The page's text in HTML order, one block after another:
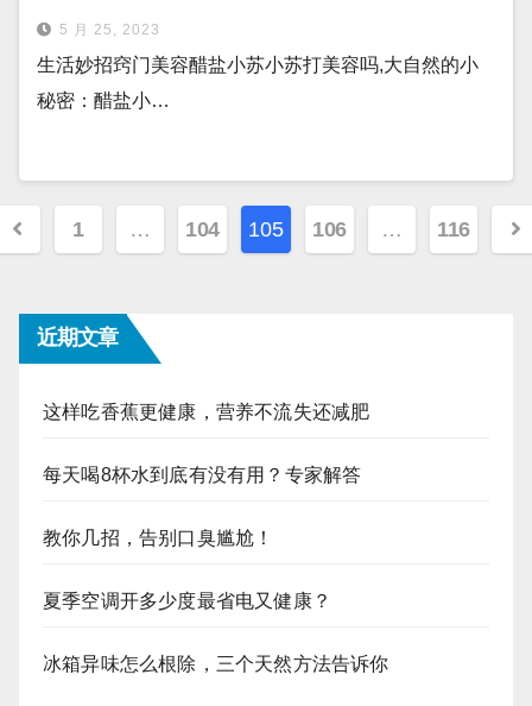
5 月 25, 2023
生活妙招窍门美容醋盐小苏小苏打美容吗,大自然的小
秘密：醋盐小…
1 … 104 105 106 … 116
近期文章
这样吃香蕉更健康，营养不流失还减肥
每天喝8杯水到底有没有用？专家解答
教你几招，告别口臭尴尬！
夏季空调开多少度最省电又健康？
冰箱异味怎么根除，三个天然方法告诉你